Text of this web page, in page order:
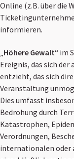
Online (z.B. über die
informieren.
„Höhere Gewalt“ im
Ereignis, das sich
entzieht, das sich
Veranstaltung
Dies umfasst
Bedrohung durch
Katastrophen,
Verordnungen,
internationalen oder